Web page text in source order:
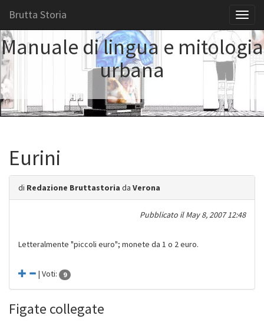
Brutta Storia
Manuale di lingua e mitologia
urbana
Eurini
di Redazione Bruttastoria da Verona
Pubblicato ilMay 8, 2007 12:48
Letteralmente "piccoli euro"; monete da 1 o 2 euro.
| Voti: 9
Figate collegate